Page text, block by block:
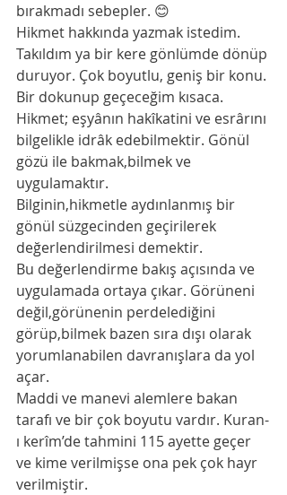
bırakmadı sebepler. 😊
Hikmet hakkında yazmak istedim.
Takıldım ya bir kere gönlümde dönüp
duruyor. Çok boyutlu, geniş bir konu.
Bir dokunup geçeceğim kısaca.
Hikmet; eşyânın hakîkatini ve esrârını
bilgelikle idrâk edebilmektir. Gönül
gözü ile bakmak,bilmek ve
uygulamaktır.
Bilginin,hikmetle aydınlanmış bir
gönül süzgecinden geçirilerek
değerlendirilmesi demektir.
Bu değerlendirme bakış açısında ve
uygulamada ortaya çıkar. Görüneni
değil,görünenin perdelediğini
görüp,bilmek bazen sıra dışı olarak
yorumlanabilen davranışlara da yol
açar.
Maddi ve manevi alemlere bakan
tarafı ve bir çok boyutu vardır. Kuran-
ı kerîm’de tahmini 115 ayette geçer
ve kime verilmişse ona pek çok hayr
verilmiştir.